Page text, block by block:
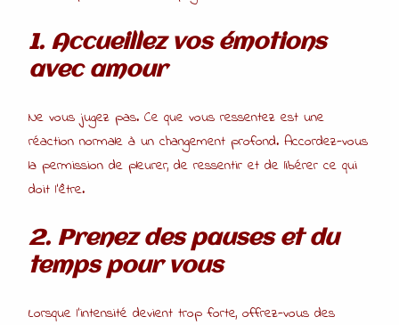
1. Accueillez vos émotions
avec amour
Ne vous jugez pas. Ce que vous ressentez est une
réaction normale à un changement profond. Accordez-vous
la permission de pleurer, de ressentir et de libérer ce qui
doit l’être.
2. Prenez des pauses et du
temps pour vous
Lorsque l’intensité devient trop forte, offrez-vous des